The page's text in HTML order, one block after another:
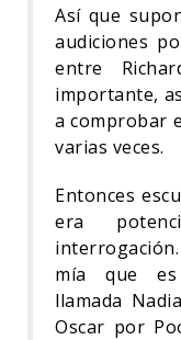
Así que
audiciones
entre
importante,
a comprobar
varias veces.
Entonces
era
mía que es
llamada
Oscar por